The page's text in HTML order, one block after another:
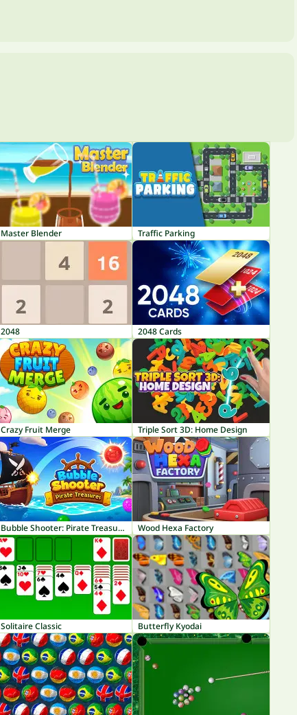
Master Blender Traffic Parking
2048 2048 Cards
Crazy Fruit Merge Triple Sort 3D: Home Design
Bubble Shooter: Pirate Treasures Wood Hexa Factory
Solitaire Classic Butterfly Kyodai